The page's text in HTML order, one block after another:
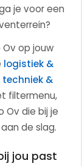
je voor een
Ov op jouw
logistiek &
techniek &
filtermenu,
Ov die bij je
de slag.
jou past